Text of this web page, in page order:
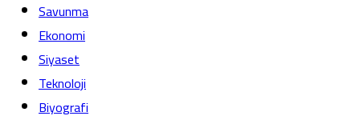
Savunma
Ekonomi
Siyaset
Teknoloji
Biyografi